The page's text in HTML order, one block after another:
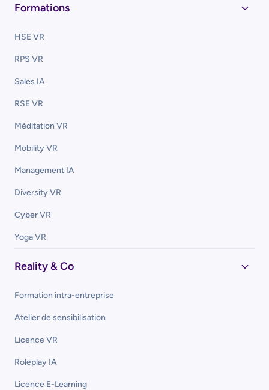
Entreprise
Type d'enreprise
Formations
HSE VR
RPS VR
Sales IA
RSE VR
Méditation VR
Mobility VR
Management IA
Diversity VR
Cyber VR
Yoga VR
Reality & Co
Formation intra-entreprise
Atelier de sensibilisation
Licence VR
Roleplay IA
Licence E-Learning